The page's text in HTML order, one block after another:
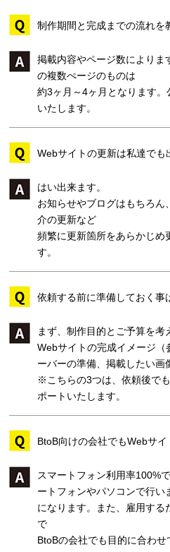
制作期間と完成までの流れを
掲載内容やページ数によりま
の複数ぺージのものは
約3ヶ月～4ヶ月となります
いたします。
Webサイトの更新は私達でも
はい出来ます。
お知らせやブログはもちろん
介の更新など
頻繁に更新箇所をあらかじめ
す。
依頼する前に準備しておく事
まず、制作目的とご予算を考
Webサイトの完成イメージ
ーバーの準備、掲載したい画
※こちらの3つは、依頼後で
ポートいたします。
BtoB向けの会社でもWebサイ
スマートフォン利用率100%
ートフォンやパソコンで行
になります。また、雇用す
で
BtoBの会社でも目的に合わせ